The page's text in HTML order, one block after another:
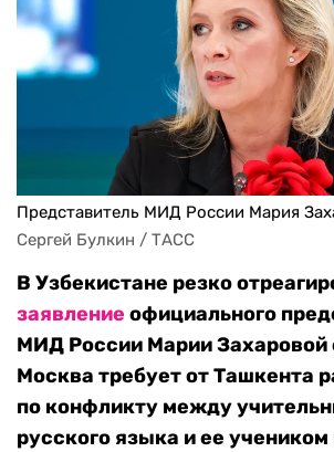
Представитель МИД России Мария
Сергей Булкин / ТАСС
В Узбекистане резко
заявление официального
МИД России Марии Захаровой
Москва требует от Ташкента
по конфликту между
русского языка и ее учеником